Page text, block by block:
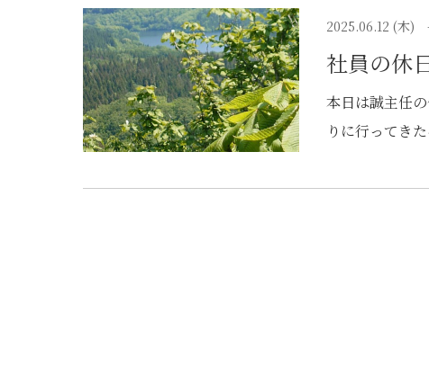
2025.06.12 (木)
社員の休
本日は誠主任
りに行ってき
６月早々に行